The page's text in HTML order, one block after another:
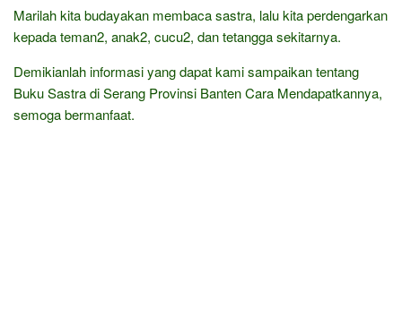
Marilah kita budayakan membaca sastra, lalu kita perdengarkan
kepada teman2, anak2, cucu2, dan tetangga sekitarnya.
Demikianlah informasi yang dapat kami sampaikan tentang
Buku Sastra di Serang Provinsi Banten Cara Mendapatkannya,
semoga bermanfaat.